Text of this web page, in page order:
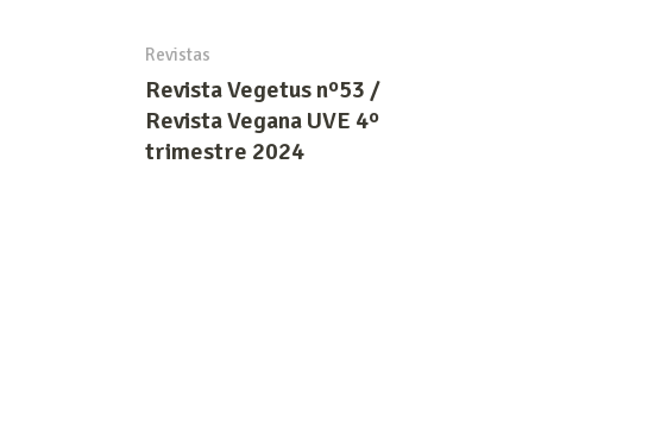
Revistas
Revista Vegetus nº53 /
Revista Vegana UVE 4º
trimestre 2024